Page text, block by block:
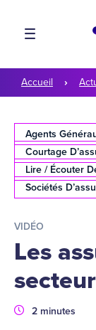
Aller au
Aller à la
MENU
Accueil
Agents
Courtage
Lire / Écouter
Sociétés
VIDÉO
Les
Durée
2 minutes